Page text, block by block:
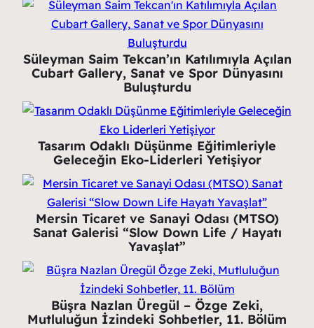
Süleyman Saim Tekcan’ın Katılımıyla Açılan
Cubart Gallery, Sanat ve Spor Dünyasını
Buluşturdu
Tasarım Odaklı Düşünme Eğitimleriyle
Geleceğin Eko-Liderleri Yetişiyor
Mersin Ticaret ve Sanayi Odası (MTSO)
Sanat Galerisi “Slow Down Life / Hayatı
Yavaşlat”
Büşra Nazlan Üregül – Özge Zeki,
Mutluluğun İzindeki Sohbetler, 11. Bölüm